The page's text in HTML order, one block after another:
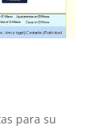
para su